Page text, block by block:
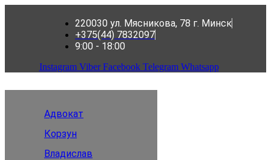
220030 ул. Мясникова, 78 г. Минск
+375(44) 7832097
9:00 - 18:00
Instagram Viber Facebook Telegram Whatsapp
Адвокат
Корзун
Владислав